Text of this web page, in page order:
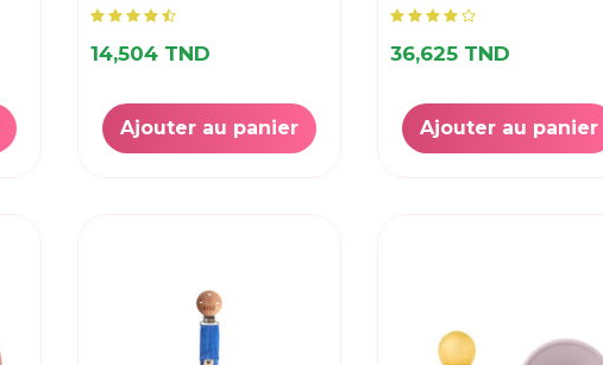
14,504 TND
Ajouter au panier
36,625 TND
Ajouter au panier